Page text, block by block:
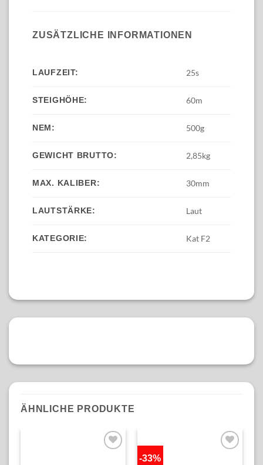
ZUSÄTZLICHE INFORMATIONEN
LAUFZEIT: 25s
STEIGHÖHE: 60m
NEM: 500g
GEWICHT BRUTTO: 2,85kg
MAX. KALIBER: 30mm
LAUTSTÄRKE: Laut
KATEGORIE: Kat F2
ÄHNLICHE PRODUKTE
-33%